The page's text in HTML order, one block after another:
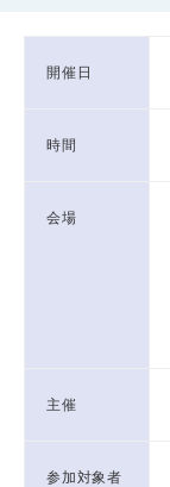
開催日
時間
会場
主催
参加対象者